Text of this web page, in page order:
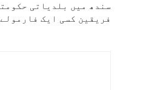
سندھ میں بلدیاتی
فریقین کسی ایک